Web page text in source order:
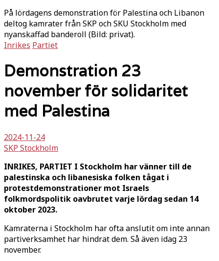
På lördagens demonstration för Palestina och Libanon
deltog kamrater från SKP och SKU Stockholm med
nyanskaffad banderoll (Bild: privat).
Inrikes Partiet
Demonstration 23
november för solidaritet
med Palestina
2024-11-24
SKP Stockholm
INRIKES, PARTIET I Stockholm har vänner till de
palestinska och libanesiska folken tågat i
protestdemonstrationer mot Israels
folkmordspolitik oavbrutet varje lördag sedan 14
oktober 2023.
Kamraterna i Stockholm har ofta anslutit om inte annan
partiverksamhet har hindrat dem. Så även idag 23
november.